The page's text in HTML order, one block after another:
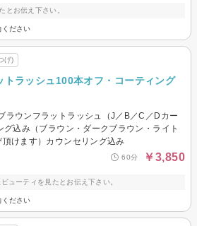
とお伝え下さい。
ださい
げ)
トラッシュ100本オフ・コーティング
ウンフラットラッシュ（J／B／C／Dカー
込み（ブラウン・ダークブラウン・ライト
けます）カウンセリング込み
60分 ￥3,850
ューティを見たとお伝え下さい。
ださい